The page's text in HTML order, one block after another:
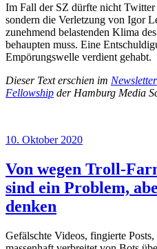
Im Fall der SZ dürfte nicht Twitter
sondern die Verletzung von Igor
zunehmend belastenden Klima
behaupten muss. Eine
Empörungswelle verdient gehabt.
Dieser Text erschien im
Fellowship der Hamburg Media
Veröffentlicht
10. Oktober 2020
Von wegen Troll-
sind ein Problem,
denken
Gefälschte Videos, fingierte